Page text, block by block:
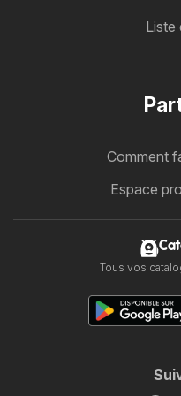
Liste
Comment
Espace
Tous vos